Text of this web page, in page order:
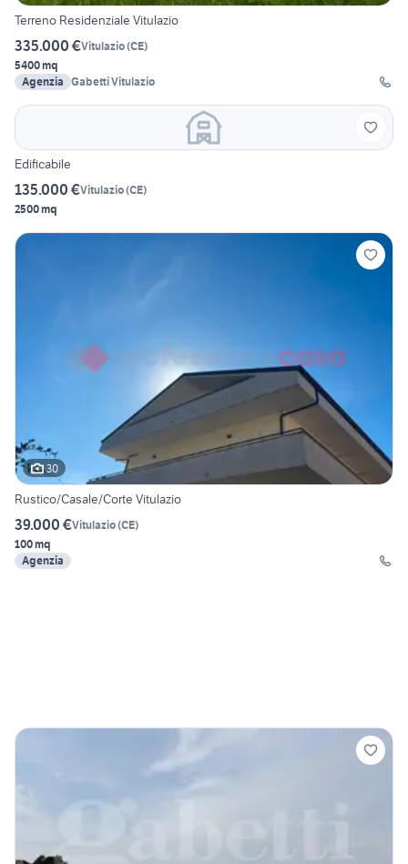
Terreno Residenziale Vitulazio
335.000 €Vitulazio(CE)
5400 mq
Agenzia Gabetti Vitulazio
Edificabile
135.000 €Vitulazio(CE)
2500 mq
30
Rustico/Casale/Corte Vitulazio
39.000 €Vitulazio(CE)
100 mq
Agenzia